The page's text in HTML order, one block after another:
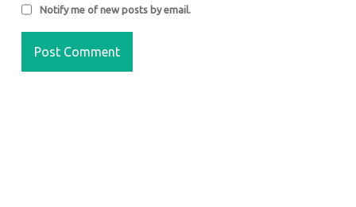
Notify me of new posts by email.